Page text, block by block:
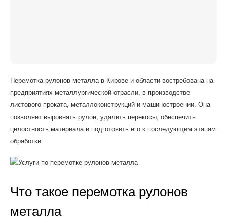
Перемотка рулонов металла в Кирове и области востребована на
предприятиях металлургической отрасли, в производстве
листового проката, металлоконструкций и машиностроении. Она
позволяет выровнять рулон, удалить перекосы, обеспечить
целостность материала и подготовить его к последующим этапам
обработки.
Что такое перемотка рулонов
металла